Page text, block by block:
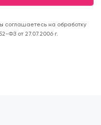
соглашаетесь на обработку
ФЗ от 27.07.2006 г.